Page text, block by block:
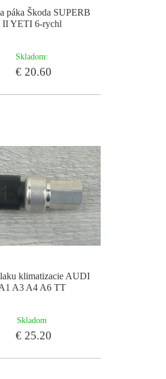
páka Škoda SUPERB
II YETI 6-rychl
Skladom:
€ 20.60
klimatizacie AUDI
A3 A4 A6 TT
Skladom
€ 25.20